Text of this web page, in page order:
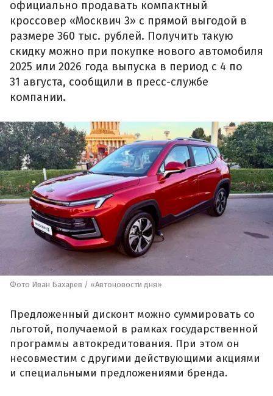
официально продавать компактный
кроссовер «Москвич 3» с прямой выгодой в
размере 360 тыс. рублей. Получить такую
скидку можно при покупке нового автомобиля
2025 или 2026 года выпуска в период с 4 по
31 августа, сообщили в пресс-службе
компании.
Фото Иван Бахарев / «Автоновости дня»
Предложенный дисконт можно суммировать со
льготой, получаемой в рамках государственной
программы автокредитования. При этом он
несовместим с другими действующими акциями
и специальными предложениями бренда.